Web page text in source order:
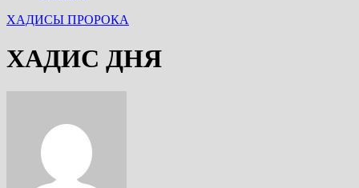
ХАДИСЫ ПРОРОКА
ХАДИС ДНЯ